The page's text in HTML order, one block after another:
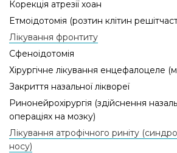
Корекція атрезіï хоан
Eтмоідотомія (розтин клітин
Лікування фронтиту
Сфеноідотомія
Хірургічне лікування енцефалоцеле
Закриття назальної ліквореї
Ринонейрохірургія (здійснення
операціях на мозку)
Лікування атрофічного риніту
носу)